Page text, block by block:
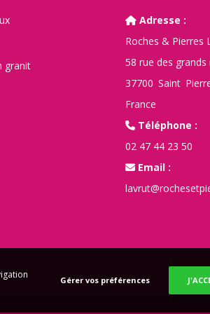
granit
Adresse :
Roches & Pierres
58 rue des
37700 Saint
France
Téléphone :
02 47 44 23 50
Email :
Gérer vos préférences